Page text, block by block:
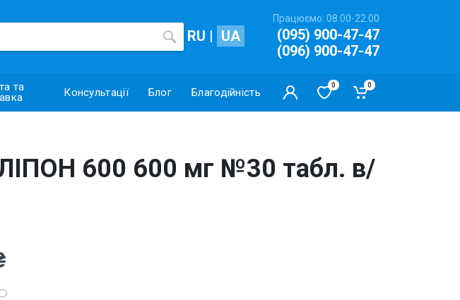
RU | UA
Працюємо: 08.00-22.00
(095) 900-47-47
(096) 900-47-47
та
Консультації Блог Благодійність
0 0
600 600 мг №30 табл. в/